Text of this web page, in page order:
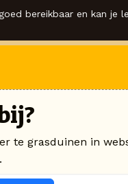
bereikbaar en kan je
te grasduinen in